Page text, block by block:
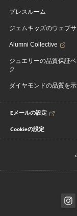
プレスルーム
ジェムキッズのウェブサ
Alumni Collective
ジュエリーの品質保証
ク
ダイヤモンドの品質を
Eメールの設定
Cookieの設定